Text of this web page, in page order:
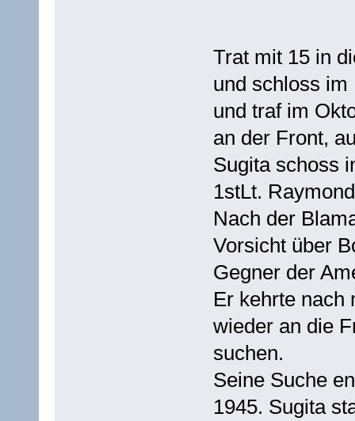
Trat mit 15 in
und schloss im
und traf im
an der Front,
Sugita schoss
1stLt.
Nach der
Vorsicht über
Gegner der
Er kehrte nach
wieder an die
suchen.
Seine Suche
1945. Sugita